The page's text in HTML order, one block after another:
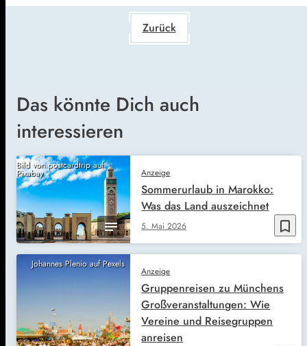
Zurück
Das könnte Dich auch
interessieren
Bild von postcardtrip auf
Pixabay
bookmark_border
Anzeige
5. Mai 2026
Sommerurlaub in Marokko:
Was das Land auszeichnet
Johannes Plenio auf Pexels
Anzeige
Gruppenreisen zu Münchens
Großveranstaltungen: Wie
Vereine und Reisegruppen
anreisen